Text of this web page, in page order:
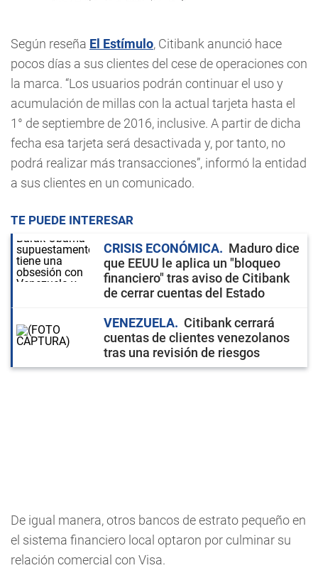
Según reseña El Estímulo, Citibank anunció hace
pocos días a sus clientes del cese de operaciones con
la marca. “Los usuarios podrán continuar el uso y
acumulación de millas con la actual tarjeta hasta el
1° de septiembre de 2016, inclusive. A partir de dicha
fecha esa tarjeta será desactivada y, por tanto, no
podrá realizar más transacciones”, informó la entidad
a sus clientes en un comunicado.
TE PUEDE INTERESAR
CRISIS ECONÓMICA
Maduro dice
que EEUU le aplica un "bloqueo
financiero" tras aviso de Citibank
de cerrar cuentas del Estado
VENEZUELA
Citibank cerrará
cuentas de clientes venezolanos
tras una revisión de riesgos
De igual manera, otros bancos de estrato pequeño en
el sistema financiero local optaron por culminar su
relación comercial con Visa.